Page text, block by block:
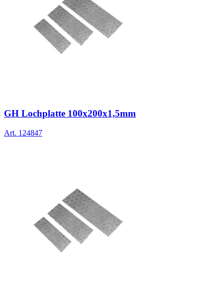
GH Lochplatte 100x200x1,5mm
Art. 124847